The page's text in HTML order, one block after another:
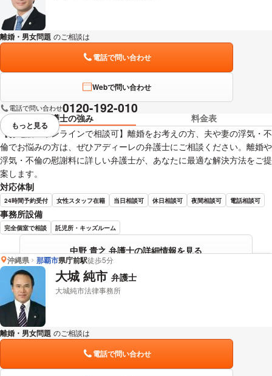
離婚・男女問題 のご相談は
電話で問い合わせ
Webで問い合わせ
電話で問い合わせ0120-192-010
弁護士の強み
料金表
【お電話・オンラインで相談可】離婚をお考えの方、夫や妻の浮気・不
倫でお悩みの方は、ぜひアディーレの弁護士にご相談ください。離婚や
浮気・不倫の慰謝料に詳しい弁護士が、あなたに最適な解決方法をご提
案します。
対応体制
24時間予約受付 女性スタッフ在籍 当日相談可 休日相談可 夜間相談可 電話相談可
事務所設備
完全個室で相談 託児所・キッズルーム
中野 貴之 弁護士の詳細情報を見る
視覚的に省略されている要素を
もっと見る
沖縄県 那覇市県庁前駅徒歩5分
大城 純市 弁護士
大城純市法律事務所
離婚・男女問題 のご相談は
電話で問い合わせ